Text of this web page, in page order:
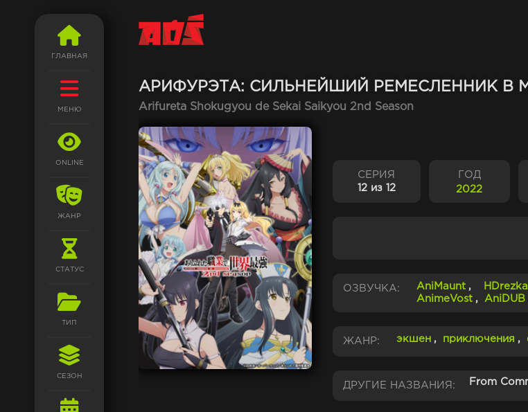
ГЛАВНАЯ
МЕНЮ
ONLINE
ЖАНР
СТАТУС
ТИП
СЕЗОН
АРИФУРЭТА: СИЛЬНЕЙШИЙ РЕМЕСЛЕННИК В
Arifureta Shokugyou de Sekai Saikyou 2nd Season
СЕРИЯ
12 из 12
ГОД
2022
ОЗВУЧКА: AniMaunt ,
AnimeVost , AniDUB
ЖАНР: экшен , приключения ,
ДРУГИЕ НАЗВАНИЯ: From